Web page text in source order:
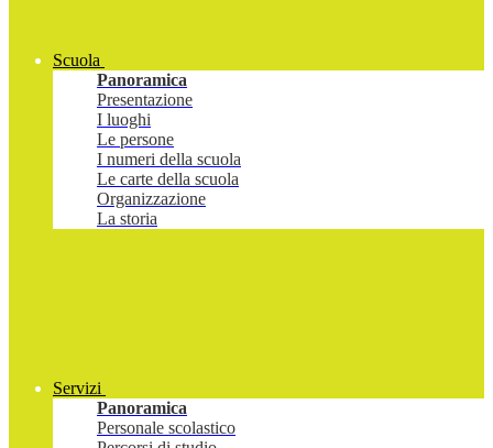
Scuola
Panoramica
Presentazione
I luoghi
Le persone
I numeri della scuola
Le carte della scuola
Organizzazione
La storia
Servizi
Panoramica
Personale scolastico